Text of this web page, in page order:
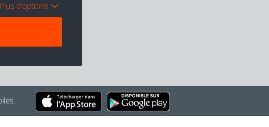
Plus d'options